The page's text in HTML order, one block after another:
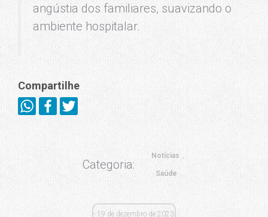
angústia dos familiares, suavizando o
ambiente hospitalar.
Compartilhe
Categoria:
Notícias
Saúde
19 de dezembro de 2023